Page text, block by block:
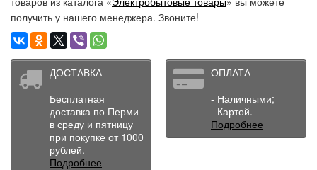
получить у нашего менеджера. Звоните!
ДОСТАВКА
Бесплатная
доставка по Перми
в среду и пятницу
при покупке от 1000
рублей.
Подробнее
ОПЛАТА
- Наличными;
- Картой.
Подробнее